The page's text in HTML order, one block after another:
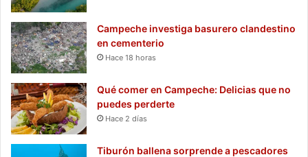
Campeche investiga basurero clandestino
en cementerio
Hace 18 horas
Qué comer en Campeche: Delicias que no
puedes perderte
Hace 2 días
Tiburón ballena sorprende a pescadores